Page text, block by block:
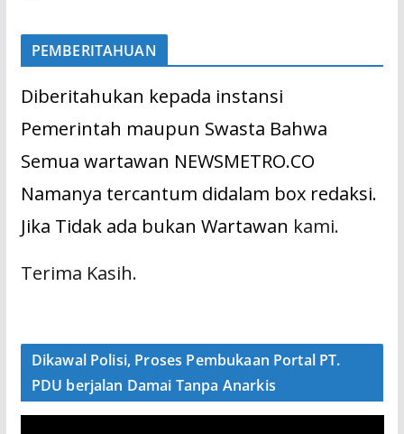
PEMBERITAHUAN
Diberitahukan kepada instansi
Pemerintah maupun Swasta Bahwa
Semua wartawan NEWSMETRO.CO
Namanya tercantum didalam box redaksi.
Jika Tidak ada bukan Wartawan kami.
Terima Kasih.
Dikawal Polisi, Proses Pembukaan Portal PT.
PDU berjalan Damai Tanpa Anarkis